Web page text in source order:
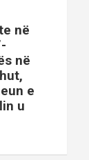
në
në
e
u